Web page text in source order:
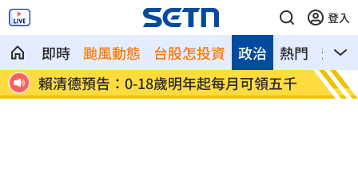
登入
即時 颱風動態 台股怎投資 熱門 影音
政治
果
賴清德預告：0-18歲明年起每月可領五千 曾胖